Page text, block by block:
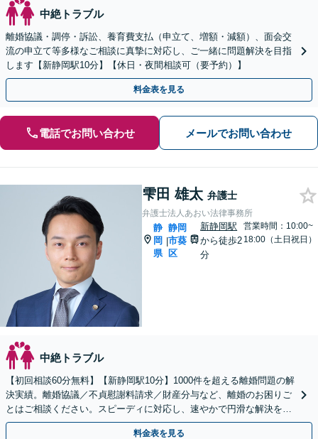
中絶トラブル
離婚協議・調停・訴訟、養育費支払（申立て、増額・減額）、面会交
流の申立て等多様なご相談に真摯に対応し、ご一緒に問題解決を目指
します【新静岡駅10分】【休日・夜間相談可（要予約）】
料金表を見る
電話でお問い合わせ メールでお問い合わせ
雫田 雄太 弁護士
弁護士法人あおい法律事務所
静
岡
県
|
静岡
市葵
区
新静岡駅
から徒歩2
分
営業時間：10:00~
18:00（土日祝日）
中絶トラブル
【初回相談60分無料】【新静岡駅10分】1000件を超える離婚問題の解
決実績。離婚協議／不貞慰謝料請求／財産分与など、離婚のお困りご
とはご相談ください。スピーディに対応し、速やかで円滑な解決を目
指します【女性弁護士・男性弁護士どちらも所属】
料金表を見る